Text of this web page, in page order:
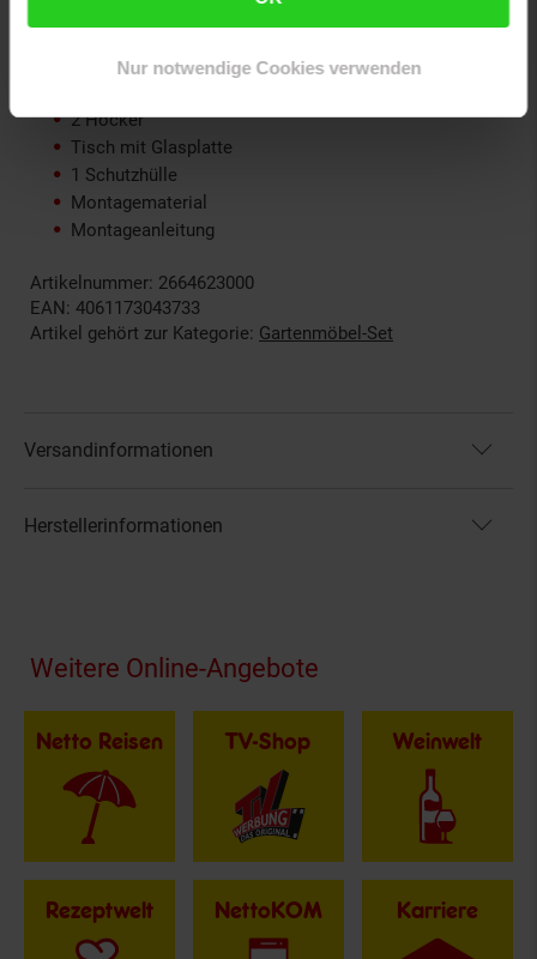
Nur notwendige Cookies verwenden
Sofa mit Kissen
2 Hocker
Tisch mit Glasplatte
1 Schutzhülle
Montagematerial
Montageanleitung
Artikelnummer: 2664623000
EAN: 4061173043733
Artikel gehört zur Kategorie: Gartenmöbel-Set
Versandinformationen
Herstellerinformationen
Fußzeile
Weitere Online-Angebote
Netto Reisen TV-Shop Weinwelt
Rezeptwelt NettoKOM Karriere